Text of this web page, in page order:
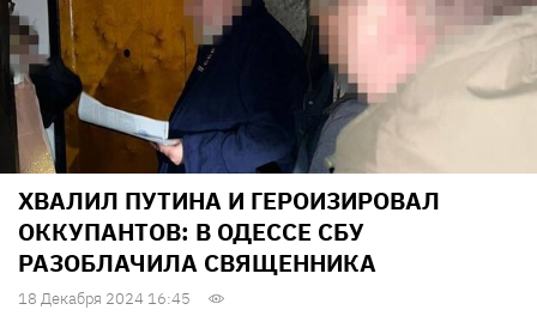
ХВАЛИЛ ПУТИНА И ГЕРОИЗИРОВАЛ
ОККУПАНТОВ: В ОДЕССЕ СБУ
РАЗОБЛАЧИЛА СВЯЩЕННИКА
18 Декабря 2024 16:45